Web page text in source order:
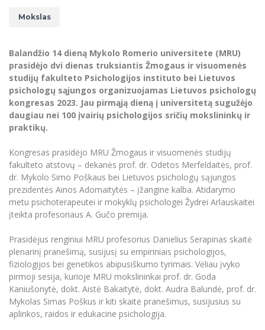
MRU merginų choras
Vilniaus Karaliaus Sedžiongo institutas
Frankofoniškų šalių studijų centras
Doktorantūra
Projektai
Akademinė leidyba
Mokslo naujienos
Kasmetiniai mokslo renginiai
Darbas MRU
Universiteto simbolika
Atributika
Tarptautiškumas
Studentams
Studentams
Darbuotojams
Partnerystės
Azijos centras
Vilniaus Karaliaus Sedžiongo institutas
Darbuotojams
Partnerystės
Azijos centras
Vilniaus Karaliaus Sedžiongo institutas
Frankofoniškų šalių studijų centras
Darnus vystymasis
Privatumo politika
Negalia ir individualieji poreikiai
Viešai skelbiama informacija
Parama Ukrainai
Civilinė sauga
Magistrantūros studijos
Vadovų MBA
Švietimo ir kultūros vadovų MPA
Teisės LL.M.
Papildomosios studijos
Doktorantūros studijos
Profesinės bakalauro studijos
Personalo valdymo centras
Privačių interesų deklaravimas
Informacija naujiems darbuotojams
Darbuotojų Moodle (kompetencijų tobulinimui)
Studijų tvarkaraštis
Informacinė sistema "Studijos"
Darbuotojų elektroninis paštas
Daugiafaktorinė autentifikacija universiteto
darbuotojams (MFA)
Mokslas
Balandžio 14 dieną Mykolo Romerio universitete (MRU)
prasidėjo dvi dienas truksiantis Žmogaus ir visuomenės
studijų fakulteto Psichologijos instituto bei Lietuvos
psichologų sąjungos organizuojamas Lietuvos psichologų
kongresas 2023. Jau pirmąją dieną į universitetą sugužėjo
daugiau nei 100 įvairių psichologijos sričių mokslininkų ir
praktikų.
Kongresas prasidėjo MRU Žmogaus ir visuomenės studijų
fakulteto atstovų – dekanės prof. dr. Odetos Merfeldaitės, prof.
dr. Mykolo Simo Poškaus bei Lietuvos psichologų sąjungos
prezidentės Ainos Adomaitytės – įžangine kalba. Atidarymo
metu psichoterapeutei ir mokyklų psichologei Žydrei Arlauskaitei
įteikta profesoriaus A. Gučo premija.
Prasidėjus renginiui MRU profesorius Danielius Serapinas skaitė
plenarinį pranešimą, susijusį su empiriniais psichologijos,
fiziologijos bei genetikos abipusiškumo tyrimais. Vėliau įvyko
pirmoji sesija, kurioje MRU mokslininkai prof. dr. Goda
Kaniušonytė, dokt. Aistė Bakaitytė, dokt. Audra Balundė, prof. dr.
Mykolas Simas Poškus ir kiti skaitė pranešimus, susijusius su
aplinkos, raidos ir edukacine psichologija.